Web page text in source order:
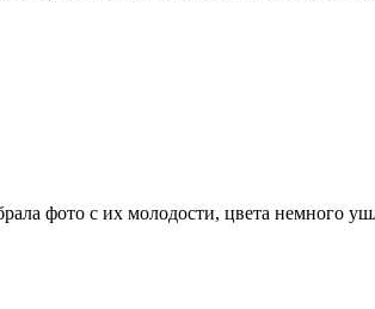
фото с их молодости, цвета немного